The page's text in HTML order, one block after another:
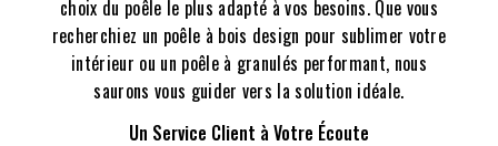
choix du poêle le plus adapté à vos besoins. Que vous
recherchiez un poêle à bois design pour sublimer votre
intérieur ou un poêle à granulés performant, nous
saurons vous guider vers la solution idéale.
Un Service Client à Votre Écoute